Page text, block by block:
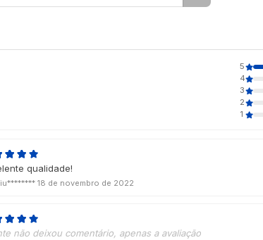
5
4
3
2
1
qualidade!
18 de novembro de 2022
não deixou comentário, apenas a avaliação